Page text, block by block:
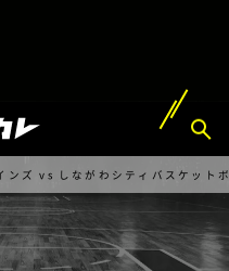
ンズ vs しながわシティバスケット